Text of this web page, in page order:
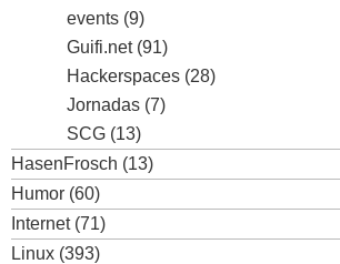
events (9)
Guifi.net(91)
Hackerspaces (28)
Jornadas (7)
SCG (13)
HasenFrosch (13)
Humor (60)
Internet(71)
Linux (393)